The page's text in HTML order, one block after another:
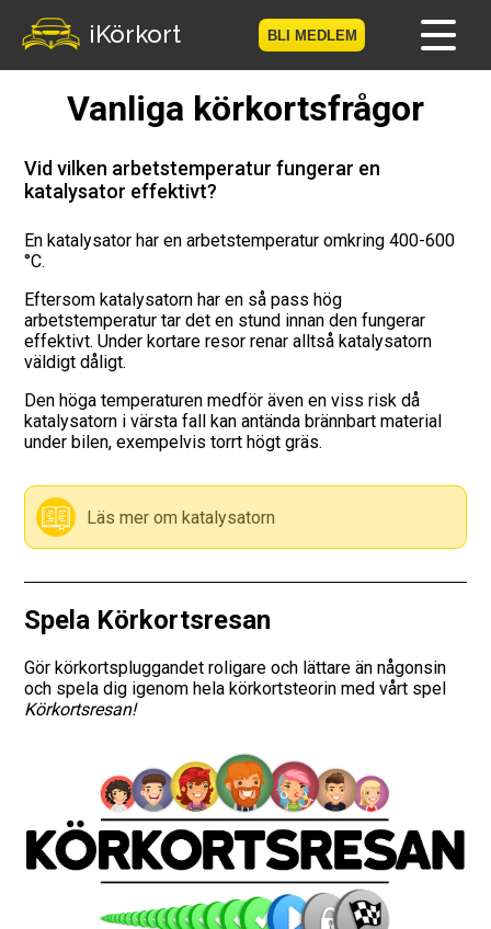
iKörkort BLI MEDLEM
Hem
Bli medlem
Körkortsresan
Körkortsteori
Checklista för ditt körkort
Vägmärken
Hitta trafikskola
Language
Vanliga körkortsfrågor
Vid vilken arbetstemperatur fungerar en
katalysator effektivt?
En katalysator har en arbetstemperatur omkring 400-600
°C.
Eftersom katalysatorn har en så pass hög
arbetstemperatur tar det en stund innan den fungerar
effektivt. Under kortare resor renar alltså katalysatorn
väldigt dåligt.
Den höga temperaturen medför även en viss risk då
katalysatorn i värsta fall kan antända brännbart material
under bilen, exempelvis torrt högt gräs.
Läs mer om katalysatorn
Spela Körkortsresan
Gör körkortspluggandet roligare och lättare än någonsin
och spela dig igenom hela körkortsteorin med vårt spel
Körkortsresan!